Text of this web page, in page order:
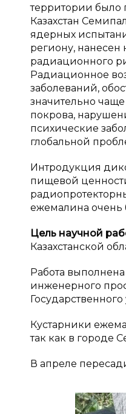
территории было
Казахстан
ядерных
региону,
радиационного
Радиационное
заболеваний,
значительно
покрова,
психические
глобальной
Интродукция
пищевой
ежемалина очень
Цель научной
Казахстанской
Работа
инженерного
Кустарники
так как в городе
В апреле